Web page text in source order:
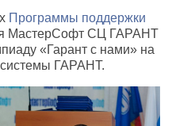
Программы поддержки
МастерСофт СЦ ГАРАНТ
«Гарант с нами» на
ГАРАНТ.